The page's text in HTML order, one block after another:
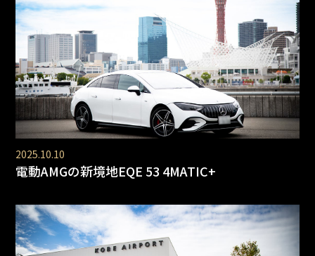
2025.10.10
電動AMGの新境地EQE 53 4MATIC+